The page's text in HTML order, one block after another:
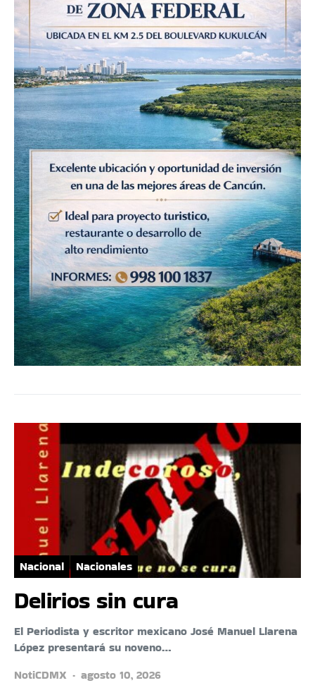
Nacional Nacionales
Delirios sin cura
El Periodista y escritor mexicano José Manuel Llarena
López presentará su noveno…
NotiCDMX
agosto 10, 2026